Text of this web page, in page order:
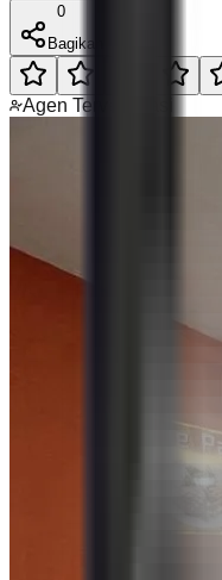
0
Bagikan
Agen Terverifikasi